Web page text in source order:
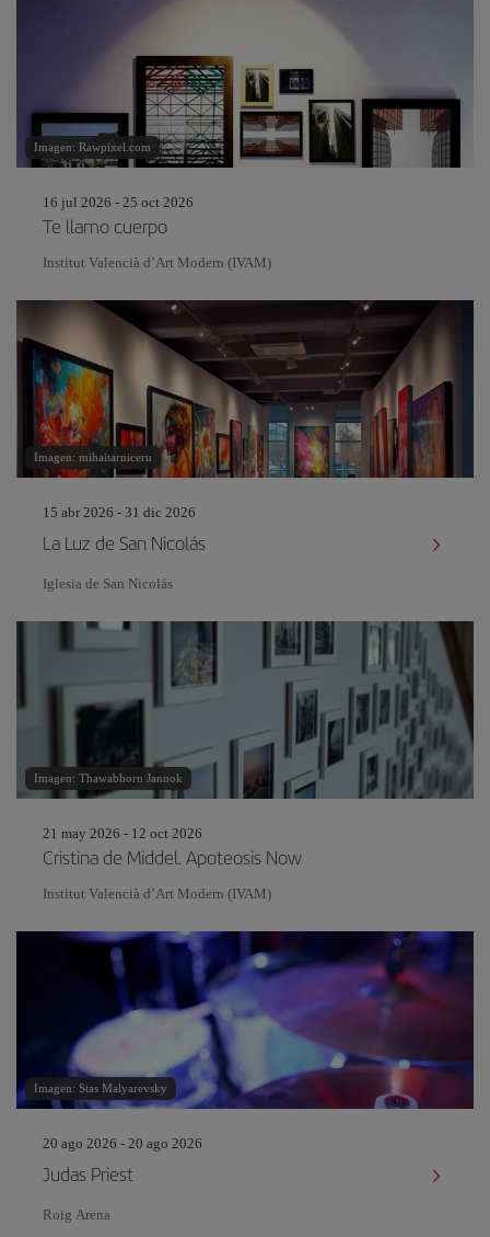
Imagen: Rawpixel.com
16 jul 2026 - 25 oct 2026
Te llamo cuerpo
Institut Valencià d’Art Modern (IVAM)
Imagen: mihaitarniceru
15 abr 2026 - 31 dic 2026
La Luz de San Nicolás
Iglesia de San Nicolás
Imagen: Thawabhorn Jannok
21 may 2026 - 12 oct 2026
Cristina de Middel. Apoteosis Now
Institut Valencià d’Art Modern (IVAM)
Imagen: Stas Malyarevsky
20 ago 2026 - 20 ago 2026
Judas Priest
Roig Arena